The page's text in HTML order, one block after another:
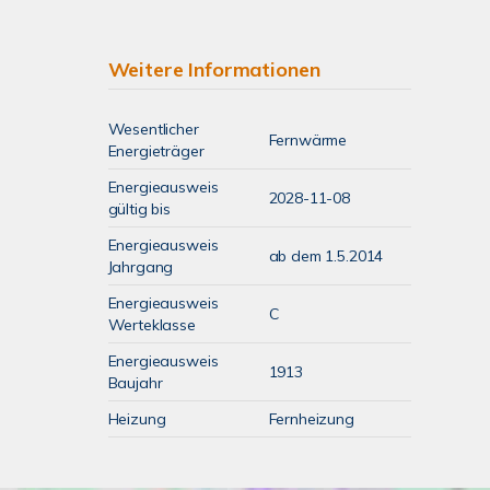
Weitere Informationen
Wesentlicher
Energieträger
Fernwärme
Energieausweis
gültig bis
2028-11-08
Energieausweis
Jahrgang
ab dem 1.5.2014
Energieausweis
Werteklasse
C
Energieausweis
Baujahr
1913
Heizung Fernheizung